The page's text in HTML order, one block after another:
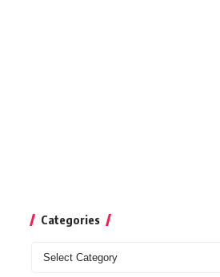
Categories
Categories